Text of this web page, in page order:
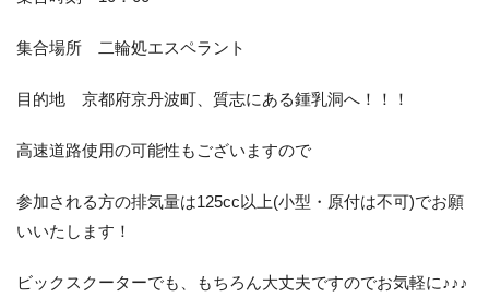
集合場所 二輪処エスペラント
目的地 京都府京丹波町、質志にある鍾乳洞へ！！！
高速道路使用の可能性もございますので
参加される方の排気量は125cc以上(小型・原付は不可)でお願
いいたします！
ビックスクーターでも、もちろん大丈夫ですのでお気軽に♪♪♪